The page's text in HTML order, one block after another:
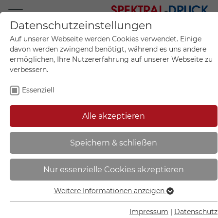
Mo.-Fr. 09:00-17:00
+49 (0)711 55 75 25
Mein Konto
Mein Warenkorb
Sie sind hier: Start
SafetyMarking Gefahrzettel nach
ADR | Klasse 3, Entzündbare
flüssige Stoffe UN 1202 - 36.2222
Datenschutzeinstellungen
Auf unserer Webseite werden Cookies verwendet. Einige
davon werden zwingend benötigt, während es uns andere
ermöglichen, Ihre Nutzererfahrung auf unserer Webseite zu
verbessern.
Essenziell
Alle akzeptieren
Speichern & schließen
Nur essenzielle Cookies akzeptieren
Essenziell
Essenzielle Cookies werden für grundlegende Funktionen
Weitere Informationen anzeigen
Impressum Datenschutz